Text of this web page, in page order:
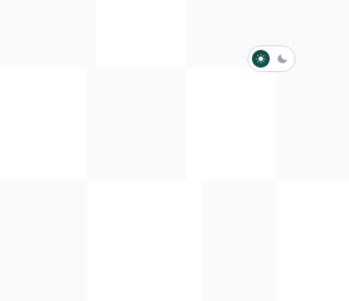
淺色模式
深色模式